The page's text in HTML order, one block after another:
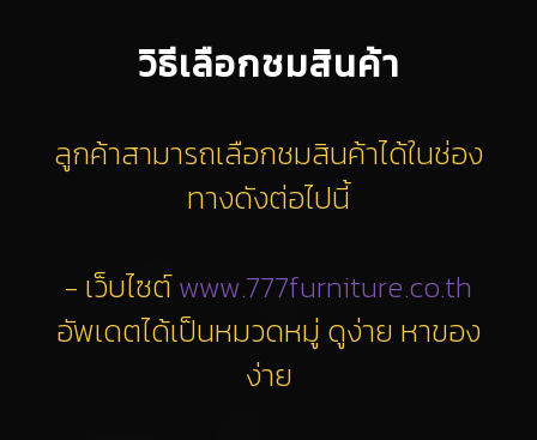
วิธีเลือกชมสินค้า
ลูกค้าสามารถเลือกชมสินค้าได้ในช่อง
ทางดังต่อไปนี้
- เว็บไซต์www.777furniture.co.th
อัพเดตได้เป็นหมวดหมู่ ดูง่าย หาของ
ง่าย